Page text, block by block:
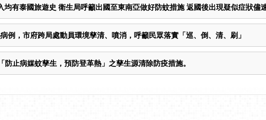
均有泰國旅遊史 衛生局呼籲出國至東南亞做好防蚊措施 返國後出現疑似症狀儘
例，市府跨局處動員環境孳清、噴消，呼籲民眾落實「巡、倒、清、刷」
止病媒蚊孳生，預防登革熱」之孳生源清除防疫措施。